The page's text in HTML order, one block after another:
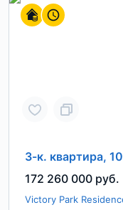
3-к. квартира,
172 260 000 руб.
Victory Park